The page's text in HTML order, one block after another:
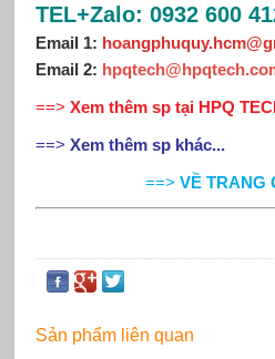
TEL+Zalo: 0932 600
Email 1:
Email 2: hpqtech@hpqtech.
==> Xem thêm sp tại HPQ
==> Xem thêm sp khác...
==> VỀ TRANG
Sản phẩm liên quan